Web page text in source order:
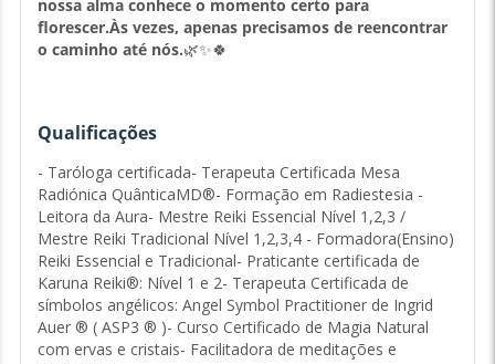
nossa alma conhece o momento certo para
florescer.Às vezes, apenas precisamos de reencontrar
o caminho até nós.🌿✨🍀
Qualificações
- Taróloga certificada- Terapeuta Certificada Mesa
Radiónica QuânticaMD®- Formação em Radiestesia -
Leitora da Aura- Mestre Reiki Essencial Nível 1,2,3 /
Mestre Reiki Tradicional Nível 1,2,3,4 - Formadora(Ensino)
Reiki Essencial e Tradicional- Praticante certificada de
Karuna Reiki®: Nível 1 e 2- Terapeuta Certificada de
símbolos angélicos: Angel Symbol Practitioner de Ingrid
Auer ® ( ASP3 ® )- Curso Certificado de Magia Natural
com ervas e cristais- Facilitadora de meditações e